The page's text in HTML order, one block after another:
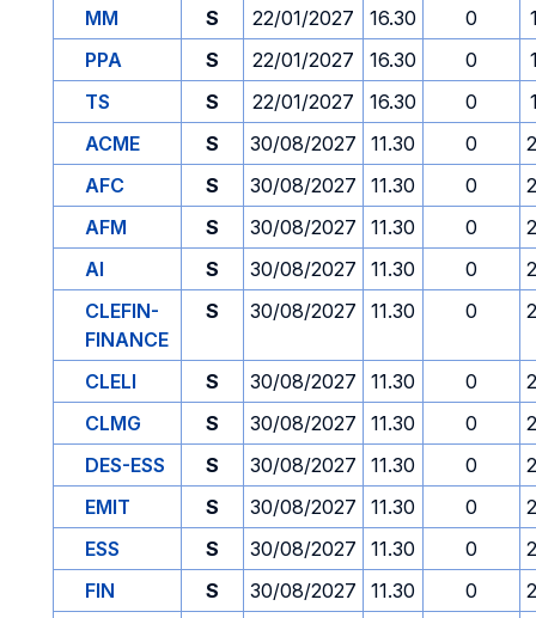
MM
S 22/01/2027 16.30 0
PPA
S 22/01/2027 16.30 0
TS
S 22/01/2027 16.30 0
ACME
S 30/08/2027 11.30 0
AFC
S 30/08/2027 11.30 0
AFM
S 30/08/2027 11.30 0
AI
S 30/08/2027 11.30 0
CLEFIN-
FINANCE
S 30/08/2027 11.30 0
CLELI S 30/08/2027 11.30 0
CLMG
S 30/08/2027 11.30 0
DES-ESS
S 30/08/2027 11.30 0
EMIT
S 30/08/2027 11.30 0
ESS
S 30/08/2027 11.30 0
FIN
S 30/08/2027 11.30 0